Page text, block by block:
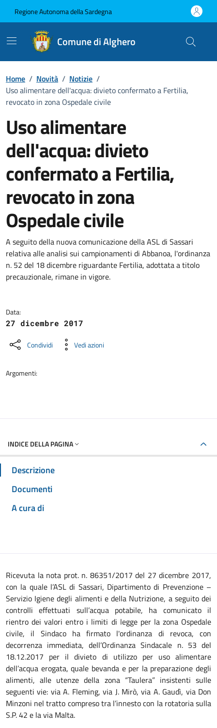
Regione Autonoma della Sardegna
Comune di Alghero
Home / Novità / Notizie /
Uso alimentare dell'acqua: divieto confermato a Fertilia,
revocato in zona Ospedale civile
Uso alimentare
dell'acqua: divieto
confermato a Fertilia,
revocato in zona
Ospedale civile
Dettagli della notizia
A seguito della nuova comunicazione della ASL di Sassari
relativa alle analisi sui campionamenti di Abbanoa, l'ordinanza
n. 52 del 18 dicembre riguardante Fertilia, adottata a titolo
precauzionale, rimane in vigore.
Data:
27 dicembre 2017
Condividi Vedi azioni
Argomenti:
INDICE DELLA PAGINA
Descrizione
Documenti
A cura di
Ricevuta la nota prot. n. 86351/2017 del 27 dicembre 2017,
con la quale l’ASL di Sassari, Dipartimento di Prevenzione –
Servizio Igiene degli alimenti e della Nutrizione, a seguito dei
controlli effettuati sull’acqua potabile, ha comunicato il
rientro dei valori entro i limiti di legge per la zona Ospedale
civile, il Sindaco ha firmato l'ordinanza di revoca, con
decorrenza immediata, dell’Ordinanza Sindacale n. 53 del
18.12.2017 per il divieto di utilizzo per uso alimentare
dell’acqua erogata, quale bevanda e per la preparazione degli
alimenti, alle utenze della zona “Taulera” insistenti sulle
seguenti vie: via A. Fleming, via J. Mirò, via A. Gaudì, via Don
Minzoni nel tratto compreso tra l’innesto con la rotatoria sulla
S.P. 42 e la via Malta.